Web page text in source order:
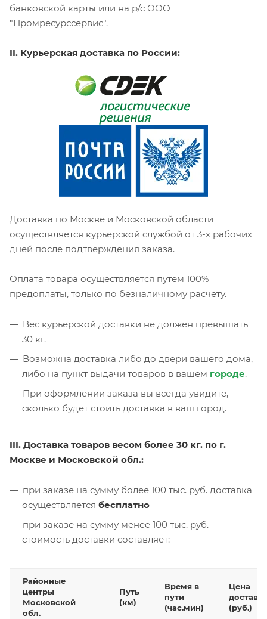
банковской карты или на р/с ООО
"Промресурссервис".
II. Курьерская доставка по России:
Доставка по Москве и Московской области
осуществляется курьерской службой от 3-х рабочих
дней после подтверждения заказа.
Оплата товара осуществляется путем 100%
предоплаты, только по безналичному расчету.
Вес курьерской доставки не должен превышать
30 кг.
Возможна доставка либо до двери вашего дома,
либо на пункт выдачи товаров в вашем городе.
При оформлении заказа вы всегда увидите,
сколько будет стоить доставка в ваш город.
III. Доставка товаров весом более 30 кг. по г.
Москве и Московской обл.:
при заказе на сумму более 100 тыс. руб. доставка
осуществляется бесплатно
при заказе на сумму менее 100 тыс. руб.
стоимость доставки составляет:
Районные
центры
Московской
обл.
Путь
(км)
Время в
пути
(час.мин)
Цена
(руб.)